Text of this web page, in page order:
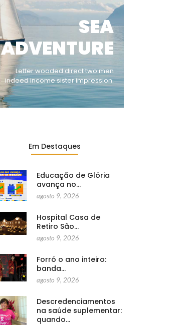
SEA
ADVENTURE
Letter wooded direct two men
indeed income sister impression.
Em Destaques
Educação de Glória
avança no…
agosto 9, 2026
Hospital Casa de
Retiro São…
agosto 9, 2026
Forró o ano inteiro:
banda…
agosto 9, 2026
Descredenciamentos
na saúde suplementar:
quando…